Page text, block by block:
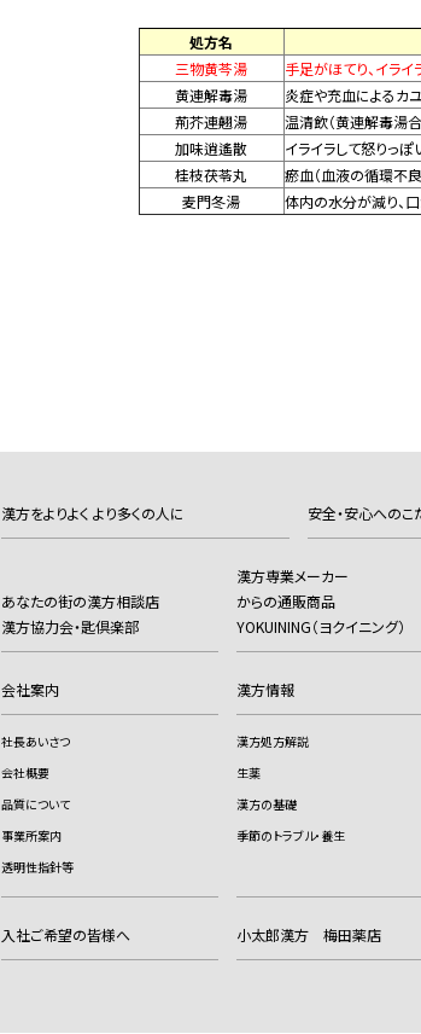
処方名
三物黄芩湯
手足がほてり、イライ
黄連解毒湯
炎症や充血によるカ
荊芥連翹湯
温清飲（黄連解毒湯
加味逍遙散
イライラして怒りっ
桂枝茯苓丸
瘀血（血液の循環不
麦門冬湯
体内の水分が減り、
漢方をよりよく より多くの人に 安全・安心へのこ
あなたの街の漢方相談店
漢方協力会・匙倶楽部
漢方専業メーカー
からの通販商品
YOKUINING（ヨクイニング）
会社案内
社長あいさつ
会社概要
品質について
事業所案内
透明性指針等
漢方情報
漢方処方解説
生薬
漢方の基礎
季節のトラブル・養生
入社ご希望の皆様へ 小太郎漢方 梅田薬店